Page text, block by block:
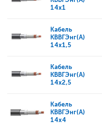
14x1
Кабель
КВВГЭнг(А)
14x1,5
Кабель
КВВГЭнг(А)
14x2,5
Кабель
КВВГЭнг(А)
14x4